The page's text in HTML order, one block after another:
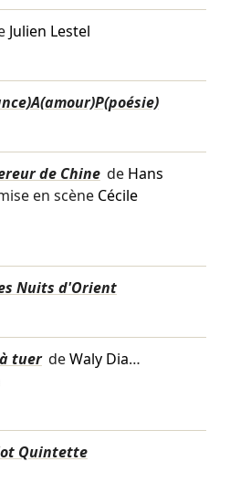
Julien Lestel
de Chine de Hans
en scène Cécile
Nuits d'Orient
tuer deWaly Dia…
Quintette